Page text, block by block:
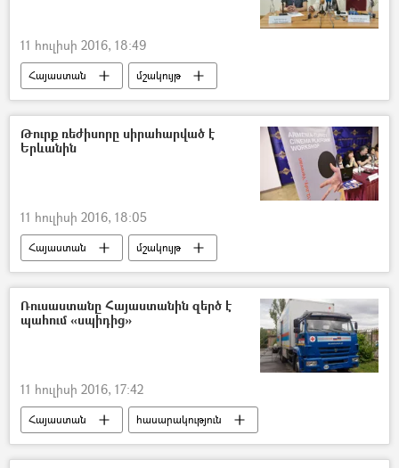
11 հուլիսի 2016, 18:49
Հայաստան մշակույթ
Թուրք ռեժիսորը սիրահարված է
Երևանին
11 հուլիսի 2016, 18:05
Հայաստան մշակույթ
Ռուսաստանը Հայաստանին զերծ է
պահում «սպիդից»
11 հուլիսի 2016, 17:42
Հայաստան հասարակություն